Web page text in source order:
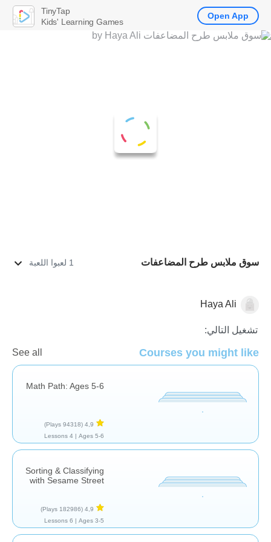
سوق ملابس طرح المضاعفات 1 لعبوا اللعبة
الرياضياتHaya Ali
تشغيل التالي:
Courses you might like
See all
Math Path: Ages 5-6
4,9
(94318 Plays)
Ages 5-6 |
4 Lessons
Sorting & Classifying
with Sesame Street
4,9
(182986 Plays)
Ages 3-5 |
6 Lessons
TinyTap
Kids' Learning Games
Open App